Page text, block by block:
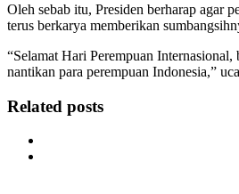
Oleh sebab itu, Presiden berharap agar
terus berkarya memberikan
“Selamat Hari Perempuan
nantikan para perempuan Indonesia,”
Related posts